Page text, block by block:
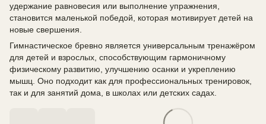
удержание равновесия или выполнение упражнения,
становится маленькой победой, которая мотивирует детей на
новые свершения.
Гимнастическое бревно является универсальным тренажёром
для детей и взрослых, способствующим гармоничному
физическому развитию, улучшению осанки и укреплению
мышц. Оно подходит как для профессиональных тренировок,
так и для занятий дома, в школах или детских садах.